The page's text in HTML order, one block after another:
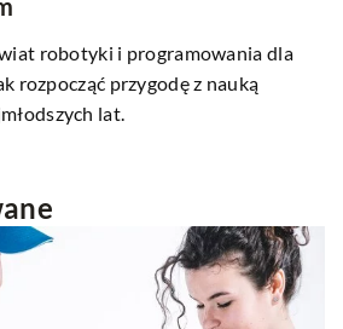
robotyki i programowania dla
rozpocząć przygodę z nauką
lat.